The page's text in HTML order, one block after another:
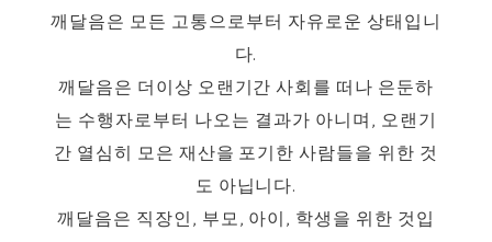
깨달음은 모든 고통으로부터 자유로운 상태입니
다.
깨달음은 더이상 오랜기간 사회를 떠나 은둔하
는 수행자로부터 나오는 결과가 아니며, 오랜기
간 열심히 모은 재산을 포기한 사람들을 위한 것
도 아닙니다.
깨달음은 직장인, 부모, 아이, 학생을 위한 것입